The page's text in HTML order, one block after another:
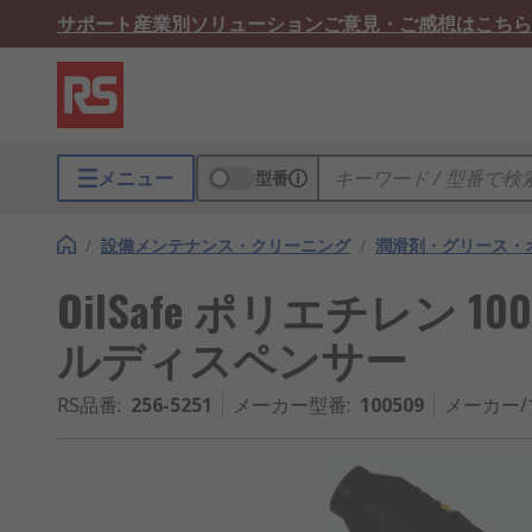
サポート産業別ソリューションご意見・ご感想はこちら
メニュー 型番
/ 設備メンテナンス・クリーニング / 潤滑剤・グリース・
OilSafe ポリエチレン
ルディスペンサー
RS品番: 256-5251 メーカー型番: 100509 メーカー